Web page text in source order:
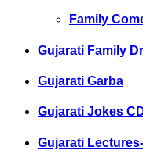
Family
Gujarati Family
Gujarati Garba
Gujarati Jokes
Gujarati